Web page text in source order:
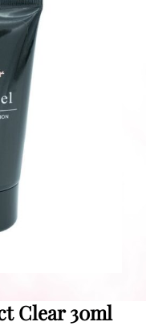
Clear 30ml